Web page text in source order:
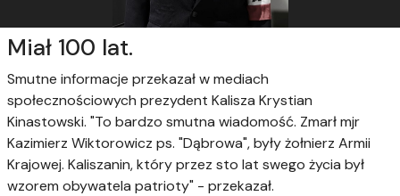
Miał 100 lat.
Smutne informacje przekazał w mediach
społecznościowych prezydent Kalisza Krystian
Kinastowski. "To bardzo smutna wiadomość. Zmarł mjr
Kazimierz Wiktorowicz ps. "Dąbrowa", były żołnierz Armii
Krajowej. Kaliszanin, który przez sto lat swego życia był
wzorem obywatela patrioty" - przekazał.